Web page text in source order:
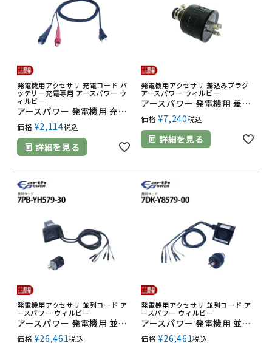
発電機用アクセサリ 充電コード バ
ッテリー充電専用 アースパワー ウ
ィルビー
アースパワー 発電機用 充電コード 7C3-H7209-00
価格 ¥2,114税込
詳細を見る
発電機用アクセサリ 差込みプラグ
アースパワー ウィルビー
アースパワー 発電機用 差込プラグ 7XF-87236-00 EF2500i EF2800iSE EF4000iSE EF5500iSDE用
価格 ¥7,240税込
詳細を見る
発電機用アクセサリ 並列コード ア
ースパワー ウィルビー
アースパワー 発電機用 並列コード 本体取付タイプ 7PB-YH579-30 EF1600iS用
価格 ¥26,461税込
発電機用アクセサリ 並列コード ア
ースパワー ウィルビー
アースパワー 発電機用 並列コード 差込プラグ付 7DK-Y8579-00 EF2000iS・EF1600iS・EF16HiS用
価格 ¥26,461税込